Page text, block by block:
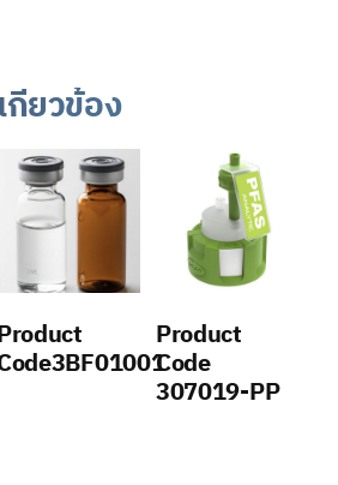
ยวข้อง
Product
Code
307019-PP